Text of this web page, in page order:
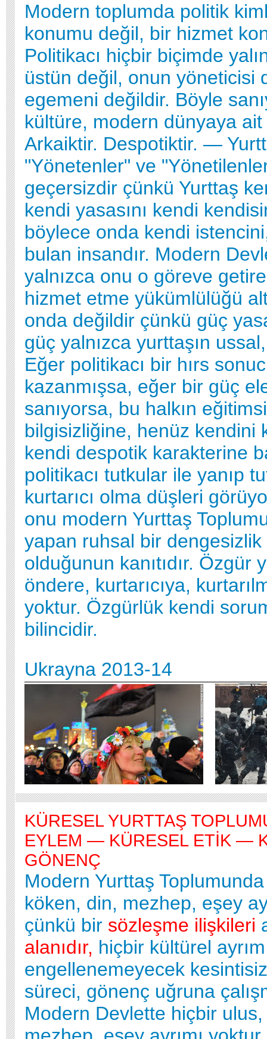
Modern toplumda politik
konumu değil, bir hizmet
Politikacı hiçbir biçimde
üstün değil, onun yöneticisi
egemeni değildir. Böyle
kültüre, modern dünyaya
Arkaiktir. Despotiktir. —
"Yönetenler" ve
geçersizdir çünkü Yurttaş
kendi yasasını kendi
böylece onda kendi
bulan insandır. Modern
yalnızca onu o göreve
hizmet etme yükümlülüğü
onda değildir çünkü güç
güç yalnızca yurttaşın
Eğer politikacı bir hırs
kazanmışsa, eğer bir güç
sanıyorsa, bu halkın
bilgisizliğine, henüz kendini
kendi despotik karakterine
politikacı tutkular ile yanıp
kurtarıcı olma düşleri
onu modern Yurttaş
yapan ruhsal bir
olduğunun kanıtıdır. Özgür
öndere, kurtarıcıya,
yoktur. Özgürlük kendi
bilincidir.
Ukrayna 2013-14
KÜRESEL YURTTAŞ
EYLEM — KÜRESEL ETİK —
GÖNENÇ
Modern Yurttaş
köken, din, mezhep, eşey
çünkü bir sözleşme ilişkileri
alanıdır, hiçbir kültürel
engellenemeyecek
süreci, gönenç uğruna
Modern Devlette hiçbir